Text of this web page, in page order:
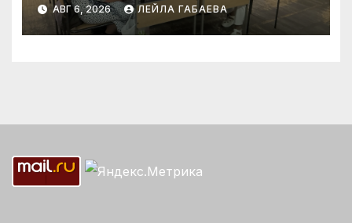
АВГ 6, 2026 ЛЕЙЛА ГАБАЕВА